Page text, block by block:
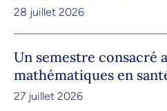
28 juillet 2026
Un semestre consacré
mathématiques en
27 juillet 2026